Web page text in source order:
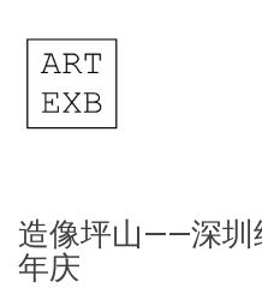
造像坪山——深圳
年庆